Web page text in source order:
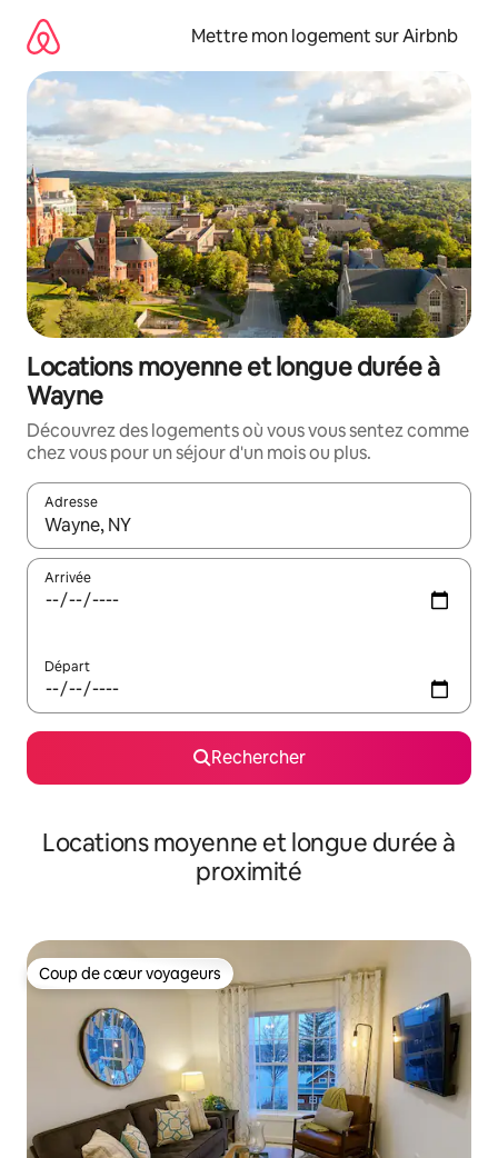
directement
contenu
Mettre mon logement sur Airbnb
Locations moyenne et longue durée à
Wayne
Découvrez des logements où vous vous sentez comme
chez vous pour un séjour d'un mois ou plus.
Adresse
Lorsque les résultats s'affichent, utilisez les flèches vers le
Arrivée
Départ
Rechercher
Locations moyenne et longue durée à
proximité
Coup de cœur voyageurs
Coup de cœur voyageurs